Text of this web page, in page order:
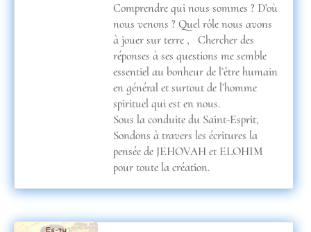
Comprendre qui nous sommes ? D’où
nous venons ? Quel rôle nous avons
à jouer sur terre , Chercher des
réponses à ses questions me semble
essentiel au bonheur de l’être humain
en général et surtout de l’homme
spirituel qui est en nous.
Sous la conduite du Saint-Esprit,
Sondons à travers les écritures la
pensée de JEHOVAH et ELOHIM
pour toute la création.